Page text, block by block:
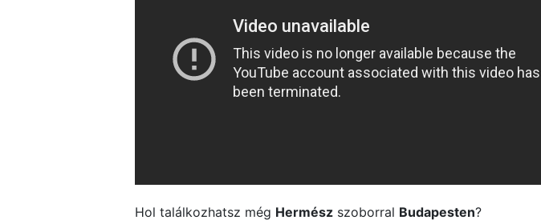
Hol találkozhatsz még Hermész szoborral Budapesten?